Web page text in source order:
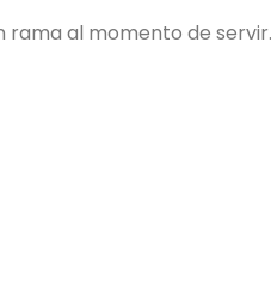
rama al momento de servir.